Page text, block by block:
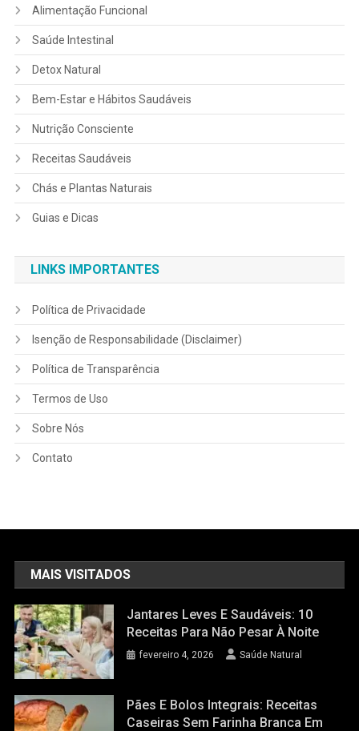
Alimentação Funcional
Saúde Intestinal
Detox Natural
Bem-Estar e Hábitos Saudáveis
Nutrição Consciente
Receitas Saudáveis
Chás e Plantas Naturais
Guias e Dicas
LINKS IMPORTANTES
Política de Privacidade
Isenção de Responsabilidade (Disclaimer)
Política de Transparência
Termos de Uso
Sobre Nós
Contato
MAIS VISITADOS
Jantares Leves E Saudáveis: 10
Receitas Para Não Pesar À Noite
fevereiro 4, 2026 Saúde Natural
Pães E Bolos Integrais: Receitas
Caseiras Sem Farinha Branca Em